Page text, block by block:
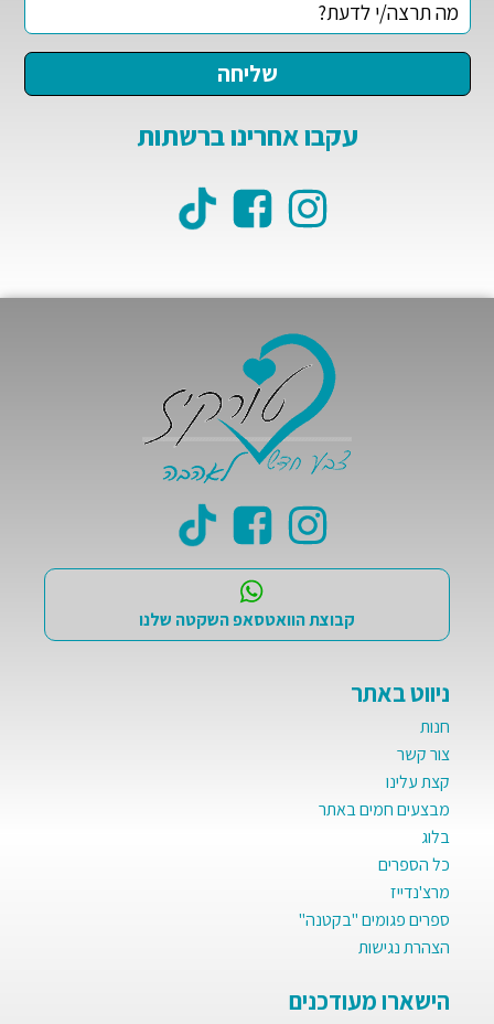
עקבו אחרינו ברשתות
קבוצת הוואטסאפ השקטה שלנו
ניווט באתר
חנות
צור קשר
קצת עלינו
מבצעים חמים באתר
בלוג
כל הספרים
מרצ'נדייז
ספרים פגומים "בקטנה"
הצהרת נגישות
הישארו מעודכנים